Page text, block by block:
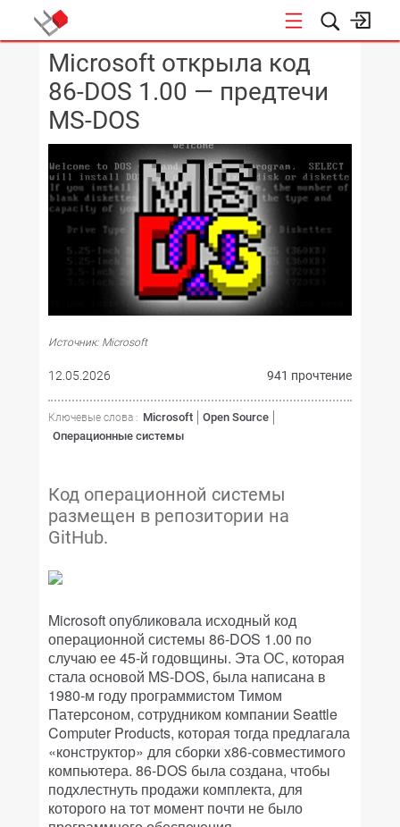
КОНФЕРЕНЦИИ
Microsoft открыла код
86-DOS 1.00 — предтечи
MS-DOS
Источник: Microsoft
12.05.2026 941 прочтение
Ключевые слова : Microsoft
Open Source
Операционные системы
Код операционной системы
размещен в репозитории на
GitHub.
Microsoft опубликовала исходный код
операционной системы 86-DOS 1.00 по
случаю ее 45-й годовщины. Эта ОС, которая
стала основой MS-DOS, была написана в
1980-м году программистом Тимом
Патерсоном, сотрудником компании Seattle
Computer Products, которая тогда предлагала
«конструктор» для сборки x86-совместимого
компьютера. 86-DOS была создана, чтобы
подхлестнуть продажи комплекта, для
которого на тот момент почти не было